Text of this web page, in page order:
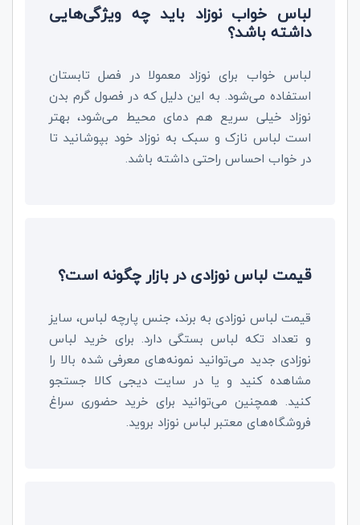
لباس خواب نوزاد باید چه ویژگی‌هایی
داشته باشد؟
لباس خواب برای نوزاد معمولا در فصل تابستان
استفاده می‌شود. به این دلیل که در فصول گرم بدن
نوزاد خیلی سریع هم‌ دمای محیط می‌شود، بهتر
است لباس نازک و سبک به نوزاد خود بپوشانید تا
در خواب احساس راحتی داشته باشد.
قیمت لباس نوزادی در بازار چگونه است؟
قیمت لباس نوزادی به برند، جنس پارچه لباس، سایز
و تعداد تکه لباس بستگی دارد. برای خرید لباس
نوزادی جدید می‌توانید نمونه‌های معرفی شده بالا را
مشاهده کنید و یا در سایت دیجی کالا جستجو
کنید. همچنین می‌توانید برای خرید حضوری سراغ
فروشگاه‌های معتبر لباس نوزاد بروید.